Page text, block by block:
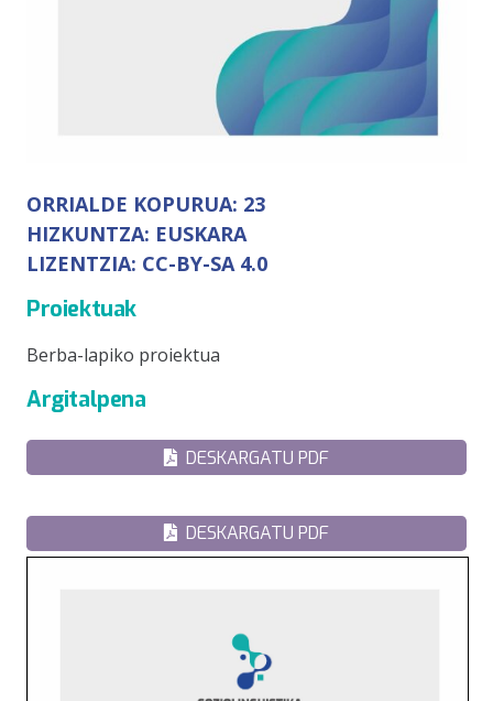
ORRIALDE KOPURUA: 23
HIZKUNTZA: EUSKARA
LIZENTZIA: CC-BY-SA 4.0
Proiektuak
Berba-lapiko proiektua
Argitalpena
DESKARGATU PDF
DESKARGATU PDF